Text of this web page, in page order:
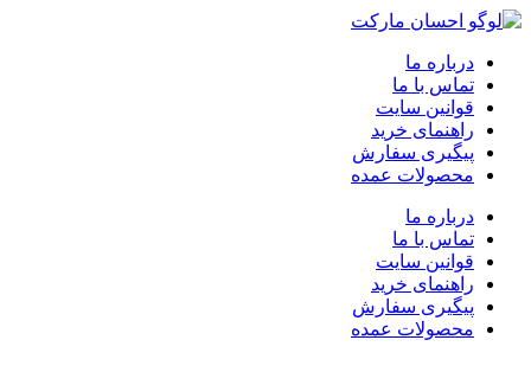
درباره ما
تماس با ما
قوانین سایت
راهنمای خرید
پیگیری سفارش
محصولات عمده
درباره ما
تماس با ما
قوانین سایت
راهنمای خرید
پیگیری سفارش
محصولات عمده